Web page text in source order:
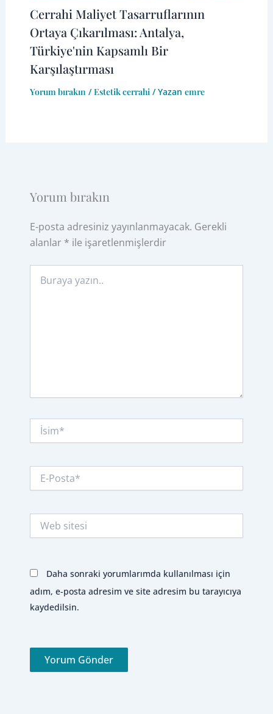
Cerrahi Maliyet Tasarruflarının
Ortaya Çıkarılması: Antalya,
Türkiye'nin Kapsamlı Bir
Karşılaştırması
Yorum bırakın /Estetik cerrahi/ Yazan emre
Yorum bırakın
E-posta adresiniz yayınlanmayacak. Gerekli
alanlar * ile işaretlenmişlerdir
yazın..
İsim*
Posta*
sitesi
Daha sonraki yorumlarımda kullanılması için
adım, e-posta adresim ve site adresim bu tarayıcıya
kaydedilsin.